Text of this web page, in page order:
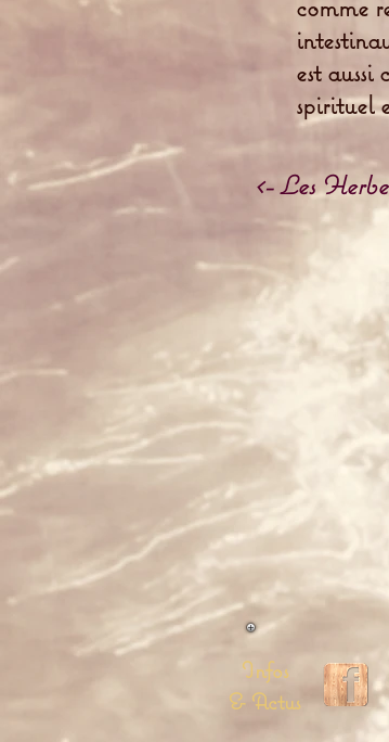
<- Les
comme
est
spirituel
Infos
& Actus